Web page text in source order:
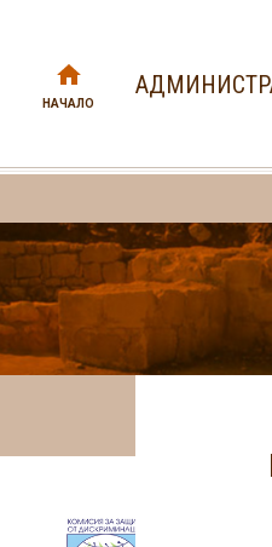
НАЧАЛО